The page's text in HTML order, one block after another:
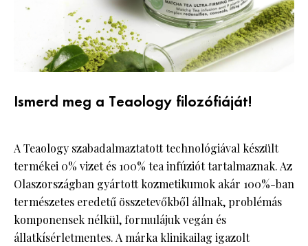
Ismerd meg a Teaology filozófiáját!
A Teaology szabadalmaztatott technológiával készült
termékei 0% vizet és 100% tea infúziót tartalmaznak. Az
Olaszországban gyártott kozmetikumok akár 100%-ban
természetes eredetű összetevőkből állnak, problémás
komponensek nélkül, formulájuk vegán és
állatkísérletmentes. A márka klinikailag igazolt